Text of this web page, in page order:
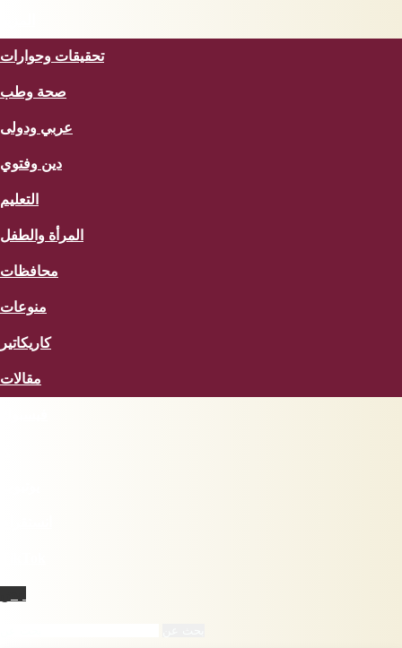
تحقيقات وحوارات
صحة وطب
عربي ودولى
دين وفتوي
التعليم
المرأة والطفل
محافظات
منوعات
كاريكاتير
مقالات